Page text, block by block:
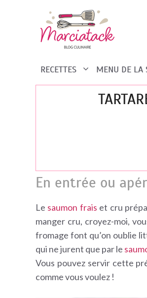
contenu
RECETTES MENU DE LA
En entrée ou
Le saumon frais et cru
manger cru, croyez-moi,
fromage font qu’on oublie
qui ne jurent que par le
Vous pouvez servir cette
comme vous voulez !